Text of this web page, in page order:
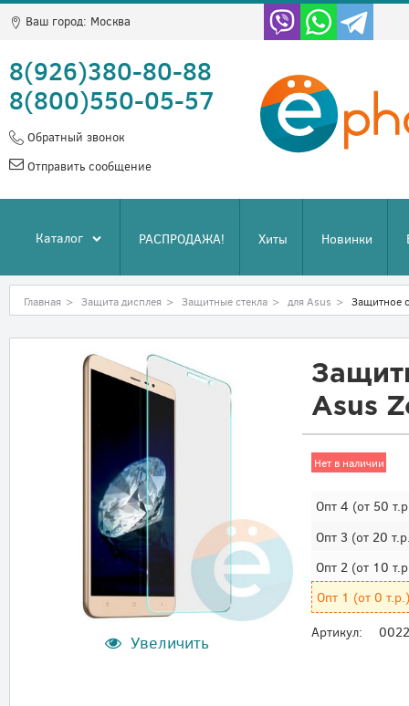
Ваш город: Москва
8(926)380-80-88
8(800)550-05-57
Обратный звонок
Отправить сообщение
Каталог РАСПРОДАЖА! Хиты Новинки
Главная > Защита дисплея > Защитные стекла > для Asus > Защитное
Увеличить
Asus
Нет в наличии
Опт 4 (от 50
Опт 3 (от 20
Опт 2(от 10
Опт 1 (от 0 т.р.)
Артикул: